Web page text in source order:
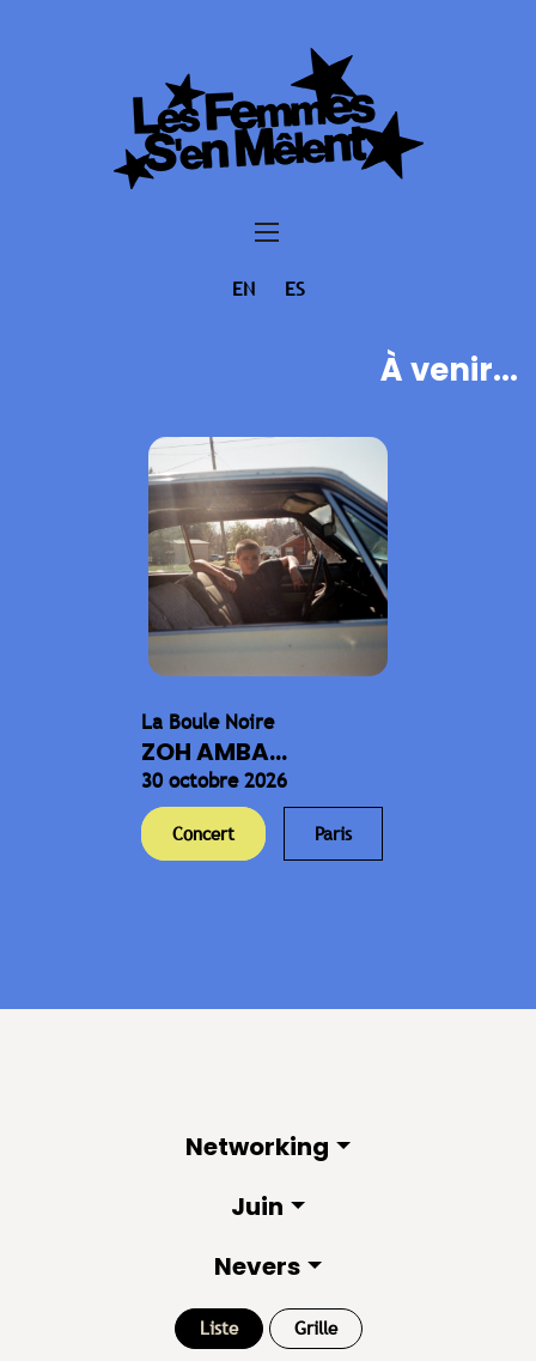
EN ES
À venir...
La Boule Noire
ZOH AMBA...
30 octobre 2026
Concert Paris
Networking
Juin
Nevers
Liste Grille